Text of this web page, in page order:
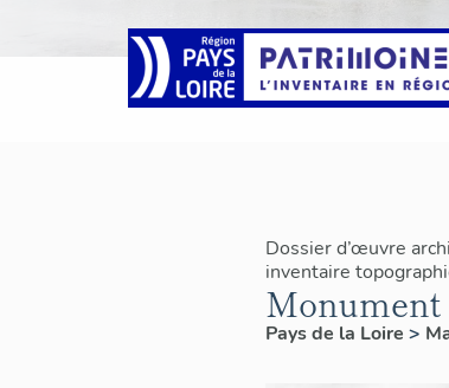
Dossier d’œuvre
inventaire
Monument
Pays de la Loire >